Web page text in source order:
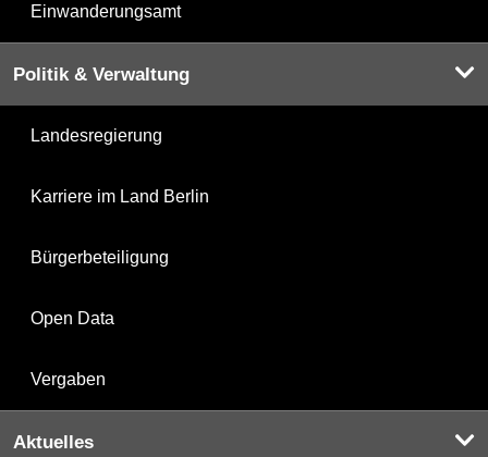
Einwanderungsamt
Politik & Verwaltung
Landesregierung
Karriere im Land Berlin
Bürgerbeteiligung
Open Data
Vergaben
Aktuelles